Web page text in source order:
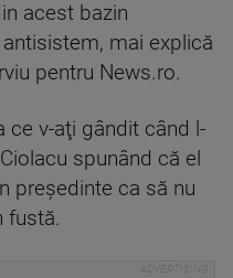
acest bazin
mai explică
pentru News.ro.
ce v-aţi gândit când l-
spunând că el
preşedinte ca să nu
fustă.